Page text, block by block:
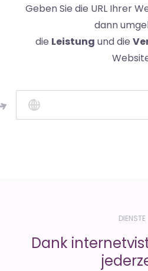
Diensten
Uptime
Geben Sie die URL Ihrer
dann
die Leistung und die
DIENSTE
Dank